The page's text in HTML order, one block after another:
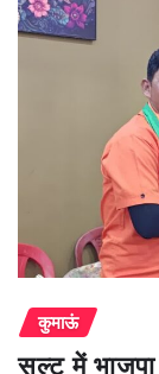
कुमाऊं